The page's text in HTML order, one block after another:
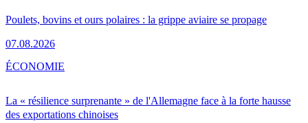
Poulets, bovins et ours polaires : la grippe aviaire se propage
07.08.2026
La « résilience surprenante » de l'Allemagne face à la forte hausse
des exportations chinoises
ÉCONOMIE